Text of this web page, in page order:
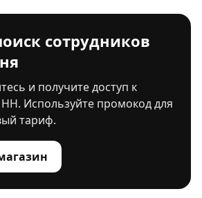
сотрудников
и получите доступ к
Используйте промокод для
тариф.